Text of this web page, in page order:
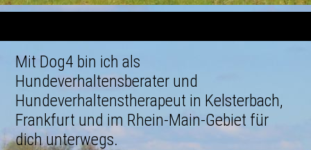
Mit Dog4 bin ich als
Hundeverhaltensberater und
Hundeverhaltenstherapeut in Kelsterbach,
Frankfurt und im Rhein-Main-Gebiet für
dich unterwegs.